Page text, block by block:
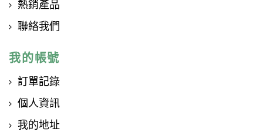
熱銷產品
聯絡我們
我的帳號
訂單記錄
個人資訊
我的地址